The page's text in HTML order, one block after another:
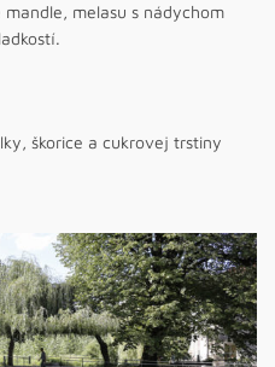
melasu s nádychom
škorice a cukrovej trstiny